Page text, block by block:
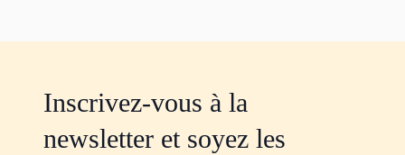
Inscrivez-vous à la
newsletter et soyez les